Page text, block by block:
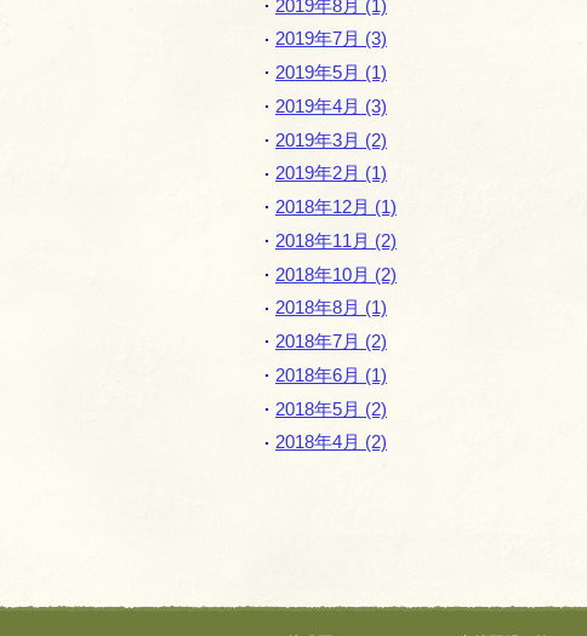
2019年8月 (1)
2019年7月 (3)
2019年5月 (1)
2019年4月 (3)
2019年3月 (2)
2019年2月 (1)
2018年12月 (1)
2018年11月 (2)
2018年10月 (2)
2018年8月 (1)
2018年7月 (2)
2018年6月 (1)
2018年5月 (2)
2018年4月 (2)